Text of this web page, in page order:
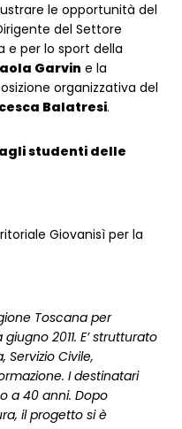
le opportunità del
del Settore
e per lo sport della
Garvin e la
organizzativa del
Balatresi.
studenti delle
Giovanisì per la
Toscana per
2011. E’ strutturato
Servizio Civile,
I destinatari
a 40 anni. Dopo
il progetto si è